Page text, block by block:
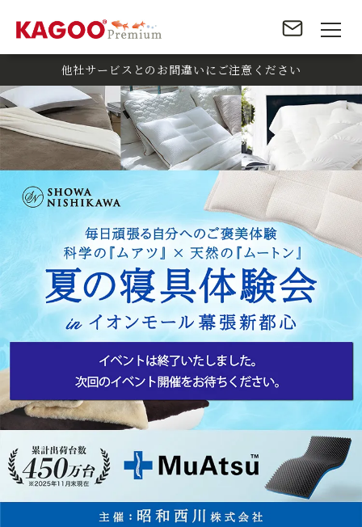
他社サービスとのお間違いにご注意ください